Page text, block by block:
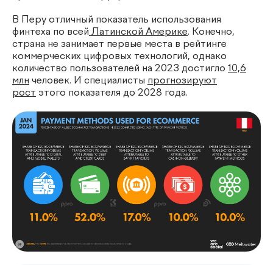
В Перу отличный показатель использования
финтеха по всей Латинской Америке. Конечно,
страна не занимает первые места в рейтинге
коммерческих цифровых технологий, однако
количество пользователей на 2023 достигло 10,6
млн человек. И специалисты прогнозируют
рост этого показателя до 2028 года.